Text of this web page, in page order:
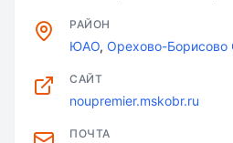
РАЙОН
ЮАО, Орехово-Борисово
САЙТ
noupremier.mskobr.ru
ПОЧТА